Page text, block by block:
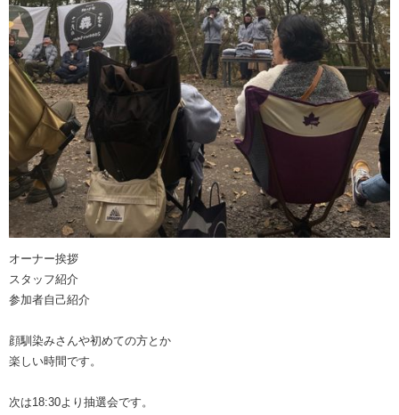
オーナー挨拶
スタッフ紹介
参加者自己紹介
顔馴染みさんや初めての方とか
楽しい時間です。
次は18:30より抽選会です。